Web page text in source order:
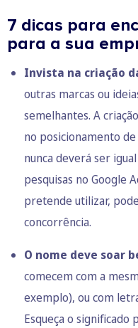
7 dicas para
para a sua
Invista na criação
outras marcas ou
semelhantes. A
no posicionamento
nunca deverá ser
pesquisas no Google
pretende utilizar,
concorrência.
O nome deve soar
comecem com a
exemplo), ou com
Esqueça o significado